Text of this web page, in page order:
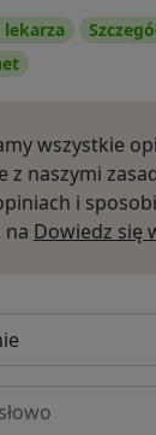
lekarza
wszystkie
z naszymi
i
na Dowiedz się